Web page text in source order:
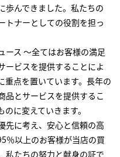
歩んできました。私たちの
トナーとしての役割を担っ
ース ～全てはお客様の満足
ービスを提供することによ
重点を置いています。長年の
品とサービスを提供するこ
に変えていきます。
先に考え、安心と信頼の高
％以上のお客様が当店の買
私たちの努力と献身の証で